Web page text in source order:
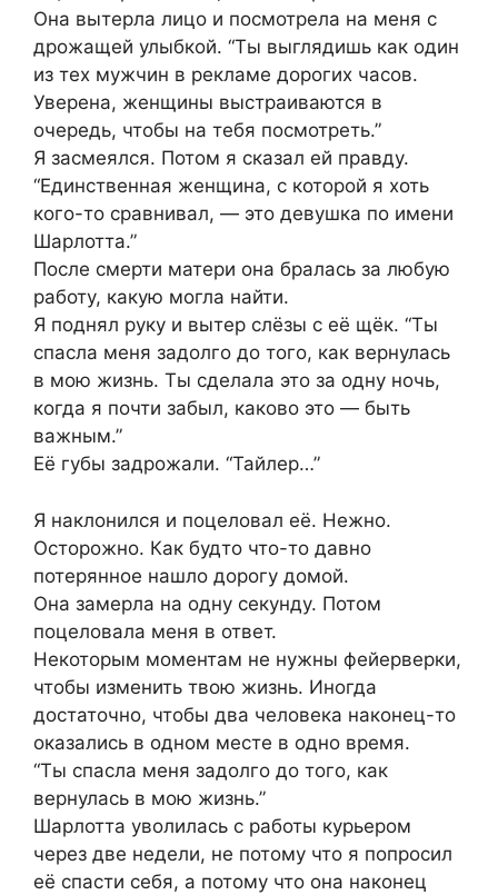
Она вытерла лицо и посмотрела на меня с
дрожащей улыбкой. “Ты выглядишь как один
из тех мужчин в рекламе дорогих часов.
Уверена, женщины выстраиваются в
очередь, чтобы на тебя посмотреть.”
Я засмеялся. Потом я сказал ей правду.
“Единственная женщина, с которой я хоть
кого-то сравнивал, — это девушка по имени
Шарлотта.”
После смерти матери она бралась за любую
работу, какую могла найти.
Я поднял руку и вытер слёзы с её щёк. “Ты
спасла меня задолго до того, как вернулась
в мою жизнь. Ты сделала это за одну ночь,
когда я почти забыл, каково это — быть
важным.”
Её губы задрожали. “Тайлер…”
Я наклонился и поцеловал её. Нежно.
Осторожно. Как будто что-то давно
потерянное нашло дорогу домой.
Она замерла на одну секунду. Потом
поцеловала меня в ответ.
Некоторым моментам не нужны фейерверки,
чтобы изменить твою жизнь. Иногда
достаточно, чтобы два человека наконец-то
оказались в одном месте в одно время.
“Ты спасла меня задолго до того, как
вернулась в мою жизнь.”
Шарлотта уволилась с работы курьером
через две недели, не потому что я попросил
её спасти себя, а потому что она наконец